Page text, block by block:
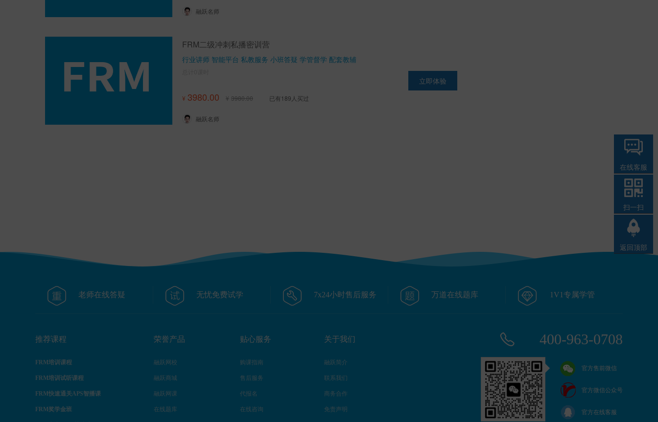
融跃名师
FRM二级冲刺私播密训营
行业讲师 智能平台 私教服务 小班答疑 学管督学 配套教辅
¥ 3980.00 ¥ 3980.00 已有189人买过
融跃名师
立即体验
老师在线答疑 无忧免费试学 7x24小时售后服务 万道在线题库 1V1专属学管
推荐课程
FRM培训课程
FRM培训试听课程
FRM快速通关APS智播课
FRM奖学金班
荣誉产品
融跃网校
融跃商城
融跃网课
在线题库
贴心服务
购课指南
售后服务
代报名
在线咨询
关于我们
融跃简介
联系我们
商务合作
免责声明
400-963-0708
官方售前微信
官方微信公众号
官方在线客服
在线客服
扫一扫
返回顶部